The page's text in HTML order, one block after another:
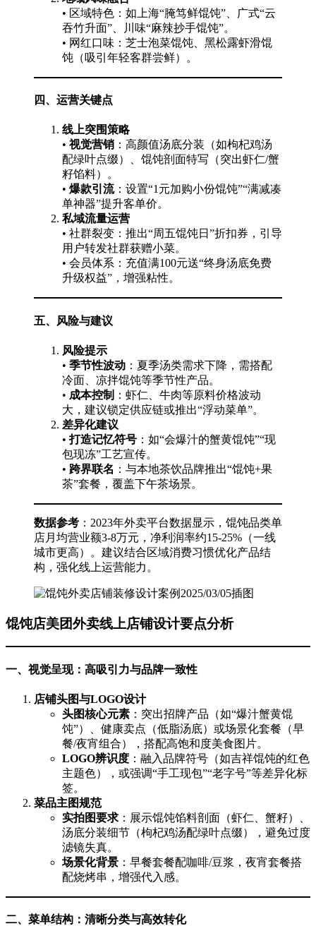
• 区域特色：如上海“腌笃鲜馄饨”、广式“云
吞竹升面”、川味“麻辣抄手馄饨”。
• 网红口味：芝士泡菜馄饨、黑松露虾滑馄
饨（吸引年轻客群尝鲜）。
四、运营关键点
线上突围策略
• 视觉营销 ：高颜值汤底分装（如枸杞鸡汤
配绿叶点缀）、馄饨剖面特写（突出虾仁/蟹
籽馅料）。
• 爆款引流：设置“1元加购小份馄饨”“满减凑
单神器”提升客单价。
私域流量运营
• 社群裂变：推出“周五馄饨日”折扣券，引导
用户转发社群获赠小菜。
• 会员体系：充值满100元送“终身汤底免费
升级权益”，增强粘性。
五、风险与建议
风险提示
• 季节性波动 ：夏季汤类需求下降，需搭配
冷面、凉拌馄饨等季节性产品。
• 成本控制 ：虾仁、牛肉等原料价格波动
大，建议锁定供应链或推出“浮动菜单”。
差异化建议
•打造记忆符号 ：如“会爆汁的蟹黄馄饨”“现
包现冻”工艺宣传。
• 跨界联名 ：与本地茶饮品牌推出“馄饨+果
茶”套餐，覆盖下午茶场景。
数据参考 ：2023年外卖平台数据显示，馄饨品类单
店月均营业额3-8万元，净利润率约15-25%（一线
城市更高）。建议结合区域消费习惯优化产品结
构，强化线上运营能力。
馄饨店美团外卖线上店铺设计要点分析
一、视觉呈现：高吸引力与品牌一致性
店铺头图与LOGO设计
头图核心元素 ：突出招牌产品（如“爆汁蟹黄馄
饨”）、健康卖点（低脂汤底）或场景化套餐（早
餐/夜宵组合），搭配高饱和度美食图片。
LOGO辨识度 ：融入品牌符号（如吉祥馄饨的红色
主题色），或强调“手工现包”“老字号”等差异化标
签。
菜品主图规范
实拍图要求 ：展示馄饨馅料剖面（虾仁、蟹籽）、
汤底分装细节（枸杞鸡汤配绿叶点缀），避免过度
滤镜失真。
场景化背景 ：早餐套餐配咖啡/豆浆，夜宵套餐搭
配烧烤串，增强代入感。
二、菜单结构：清晰分类与高效转化